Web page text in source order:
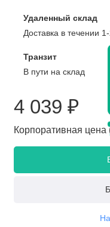
Удаленный склад
Доставка в течении
Транзит
В пути на склад
4 039 ₽
Корпоративная